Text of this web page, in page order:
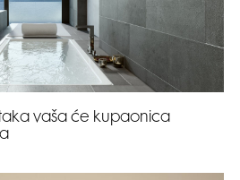
vaša će kupaonica